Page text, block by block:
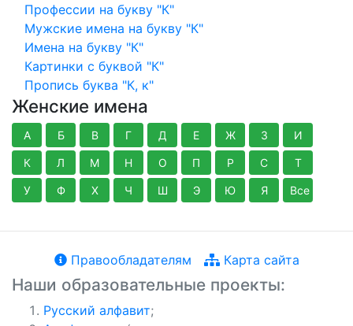
Профессии на букву "К"
Мужские имена на букву "К"
Имена на букву "К"
Картинки с буквой "К"
Пропись буква "К, к"
Женские имена
А Б В Г Д Е Ж З И
К Л М Н О П Р С Т
У Ф Х Ч Ш Э Ю Я Все
Правообладателям Карта сайта
Наши образовательные проекты:
Русский алфавит;